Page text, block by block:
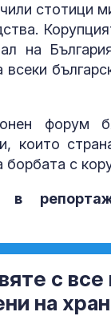
стотици
на
форум
които
с
в
с все
на